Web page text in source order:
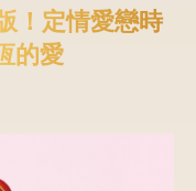
力
！定情愛戀時
的愛